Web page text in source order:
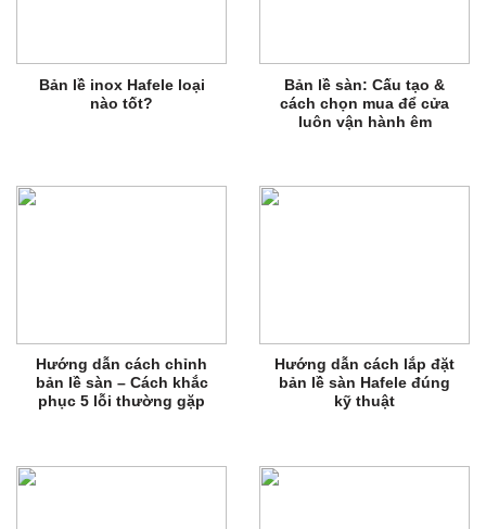
Bản lề inox Hafele loại
nào tốt?
Bản lề sàn: Cấu tạo &
cách chọn mua để cửa
luôn vận hành êm
Hướng dẫn cách chỉnh
bản lề sàn – Cách khắc
phục 5 lỗi thường gặp
Hướng dẫn cách lắp đặt
bản lề sàn Hafele đúng
kỹ thuật